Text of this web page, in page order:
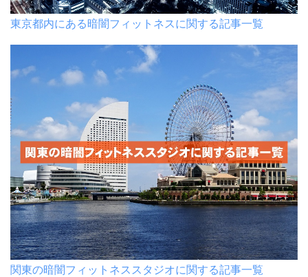
東京都内にある暗闇フィットネスに関する記事一覧
関東の暗闇フィットネススタジオに関する記事一覧